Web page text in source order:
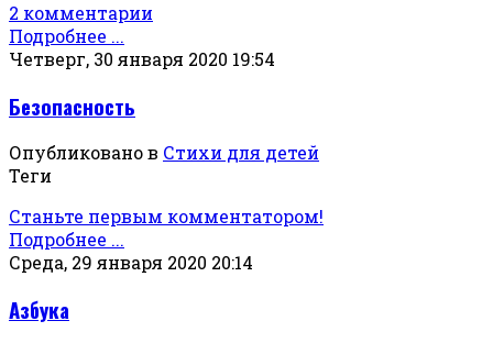
2 комментарии
Подробнее ...
Четверг, 30 января 2020 19:54
Безопасность
Опубликовано в Стихи для детей
Теги
Станьте первым комментатором!
Подробнее ...
Среда, 29 января 2020 20:14
Азбука